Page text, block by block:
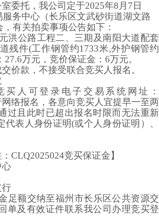
室委托，我公司定于2025年8 月 7 日
服务中心 （长乐区文武砂街道湖文路
，有关拍卖事项公告如下：
洪公路工程二、三期及南阳大道配套
残件(工作钢管约1733米,外护钢管约
27.6万元，竞价保证金：6万元。
价款，不接受联合竞买人报名。
买人 可登录电子交易系统网址：
络报名，各意向竞买人 宜提早一至两
过且此时已超出报名时限而无法重新
代表人身份证明(或个人身份证明）、
：CLQ2025024竞买保证金】
心
行
足额交纳至福州市长乐区公共资源交
单及有效证件联系我公司办理竞买登